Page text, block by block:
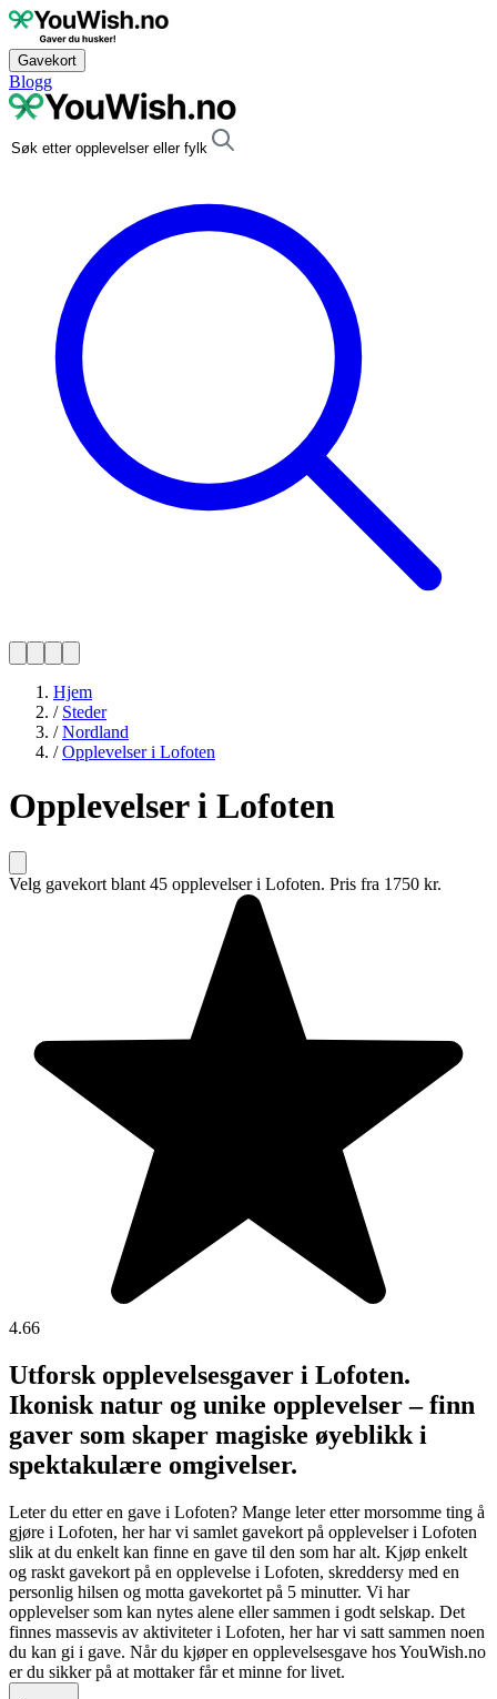
Gavekort
Blogg
Hjem
/ Steder
/Nordland
/Opplevelser i Lofoten
Opplevelser i Lofoten
Velg gavekort blant 45 opplevelser i Lofoten. Pris fra 1750 kr.
4.66
Utforsk opplevelsesgaver i Lofoten.
Ikonisk natur og unike opplevelser – finn
gaver som skaper magiske øyeblikk i
spektakulære omgivelser.
Leter du etter en gave i Lofoten? Mange leter etter morsomme ting å
gjøre i Lofoten, her har vi samlet gavekort på opplevelser i Lofoten
slik at du enkelt kan finne en gave til den som har alt. Kjøp enkelt
og raskt gavekort på en opplevelse i Lofoten, skreddersy med en
personlig hilsen og motta gavekortet på 5 minutter. Vi har
opplevelser som kan nytes alene eller sammen i godt selskap. Det
finnes massevis av aktiviteter i Lofoten, her har vi satt sammen noen
du kan gi i gave. Når du kjøper en opplevelsesgave hos YouWish.no
er du sikker på at mottaker får et minne for livet.